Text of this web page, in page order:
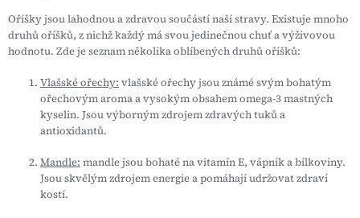
Oříšky jsou lahodnou a zdravou součástí naší stravy. Existuje mnoho
druhů oříšků, z nichž každý má svou jedinečnou chuť a výživovou
hodnotu. Zde je seznam několika oblíbených druhů oříšků:
Vlašské ořechy: vlašské ořechy jsou známé svým bohatým
ořechovým aroma a vysokým obsahem omega-3 mastných
kyselin. Jsou výborným zdrojem zdravých tuků a
antioxidantů.
Mandle: mandle jsou bohaté na vitamín E, vápník a bílkoviny.
Jsou skvělým zdrojem energie a pomáhají udržovat zdraví
kostí.